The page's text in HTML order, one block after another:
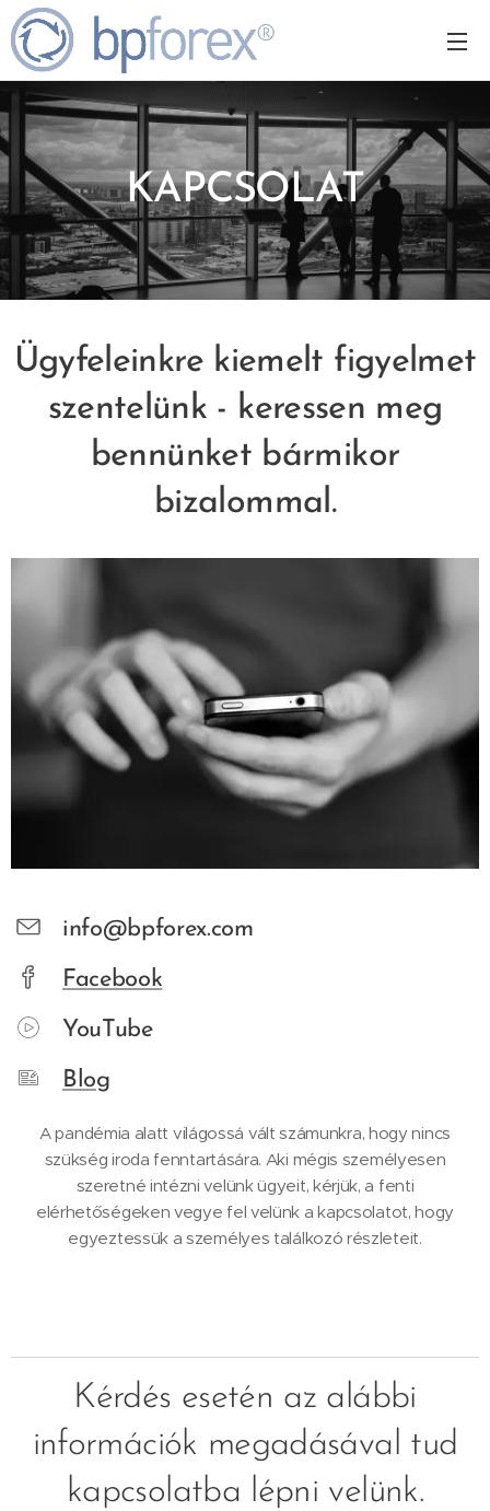
KAPCSOLAT
Ügyfeleinkre kiemelt figyelmet
szentelünk - keressen meg
bennünket bármikor
bizalommal.
info@bpforex.com
Facebook
YouTube
Blog
A pandémia alatt világossá vált számunkra, hogy nincs
szükség iroda fenntartására. Aki mégis személyesen
szeretné intézni velünk ügyeit, kérjük, a fenti
elérhetőségeken vegye fel velünk a kapcsolatot, hogy
egyeztessük a személyes találkozó részleteit.
Kérdés esetén az alábbi
információk megadásával tud
kapcsolatba lépni velünk.